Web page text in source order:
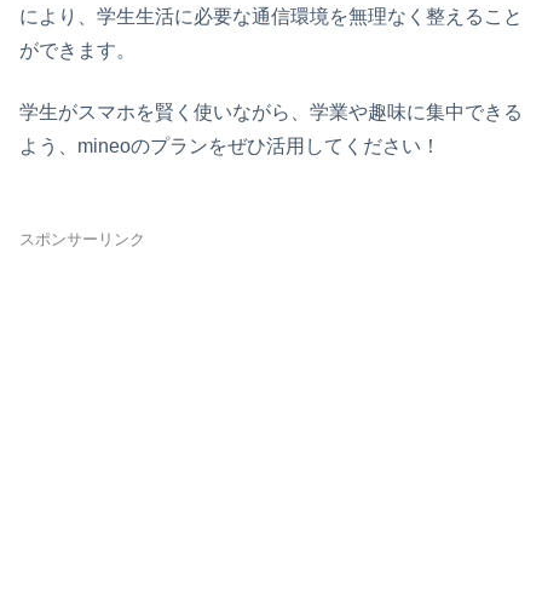
により、学生生活に必要な通信環境を無理なく整えること
ができます。
学生がスマホを賢く使いながら、学業や趣味に集中できる
よう、mineoのプランをぜひ活用してください！
スポンサーリンク